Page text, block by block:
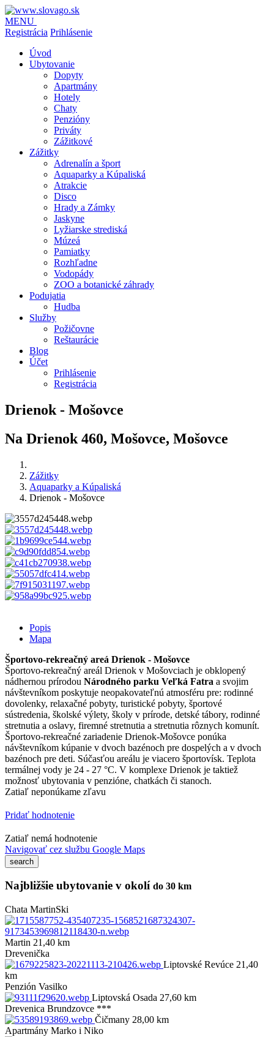
MENU
Registrácia Prihlásenie
Úvod
Ubytovanie
Dopyty
Apartmány
Hotely
Chaty
Penzióny
Priváty
Zážitkové
Zážitky
Adrenalín a šport
Aquaparky a Kúpaliská
Atrakcie
Disco
Hrady a Zámky
Jaskyne
Lyžiarske strediská
Múzeá
Pamiatky
Rozhľadne
Vodopády
ZOO a botanické záhrady
Podujatia
Hudba
Služby
Požičovne
Reštaurácie
Blog
Účet
Prihlásenie
Registrácia
Drienok - Mošovce
Na Drienok 460, Mošovce, Mošovce
Zážitky
Aquaparky a Kúpaliská
Drienok - Mošovce
Popis
Mapa
Športovo-rekreačný areá Drienok - Mošovce
Športovo-rekreačný areál Drienok v Mošovciach je obklopený
nádhernou prírodou Národného parku Veľká Fatra a svojim
návštevníkom poskytuje neopakovateľnú atmosféru pre: rodinné
dovolenky, relaxačné pobyty, turistické pobyty, športové
sústredenia, školské výlety, školy v prírode, detské tábory, rodinné
stretnutia a oslavy, firemné stretnutia a stretnutia rôznych komunít.
Športovo-rekreačné zariadenie Drienok-Mošovce ponúka
návštevníkom kúpanie v dvoch bazénoch pre dospelých a v dvoch
bazénoch pre deti. Súčasťou areálu je viacero športovísk. Teplota
termálnej vody je 24 - 27 °C. V komplexe Drienok je taktiež
možnosť ubytovania v penzióne, chatkách či stanoch.
Zatiaľ neponúkame zľavu
Pridať hodnotenie
Zatiaľ nemá hodnotenie
Navigovať cez službu Google Maps
Najbližšie ubytovanie v okolí do 30 km
Chata MartinSki
Martin 21,40 km
Drevenička
Liptovské Revúce 21,40
km
Penzión Vasilko
Liptovská Osada 27,60 km
Drevenica Brundzovce ***
Čičmany 28,00 km
Apartmány Marko i Niko